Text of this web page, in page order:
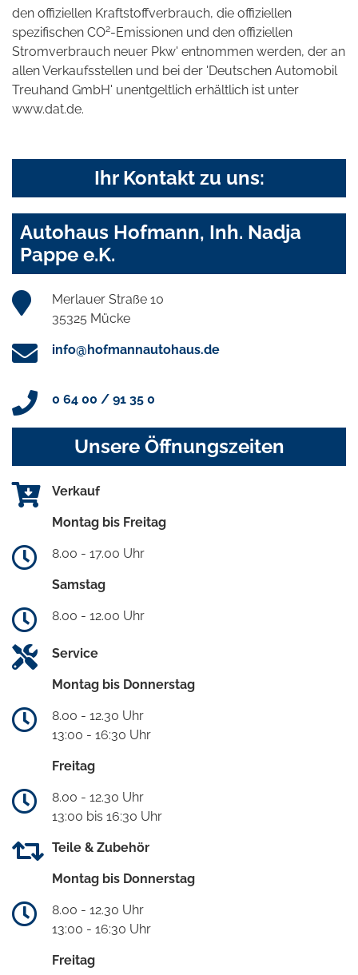
den offiziellen Kraftstoffverbrauch, die offiziellen
spezifischen CO2-Emissionen und den offiziellen
Stromverbrauch neuer Pkw' entnommen werden, der an
allen Verkaufsstellen und bei der 'Deutschen Automobil
Treuhand GmbH' unentgeltlich erhältlich ist unter
www.dat.de.
Ihr Kontakt zu uns:
Autohaus Hofmann, Inh. Nadja
Pappe e.K.
Merlauer Straße 10
35325 Mücke
info@hofmannautohaus.de
0 64 00 / 91 35 0
Unsere Öffnungszeiten
Verkauf
Montag bis Freitag
8.00 - 17.00 Uhr
Samstag
8.00 - 12.00 Uhr
Service
Montag bis Donnerstag
8.00 - 12.30 Uhr
13:00 - 16:30 Uhr
Freitag
8.00 - 12.30 Uhr
13:00 bis 16:30 Uhr
Teile & Zubehör
Montag bis Donnerstag
8.00 - 12.30 Uhr
13:00 - 16:30 Uhr
Freitag